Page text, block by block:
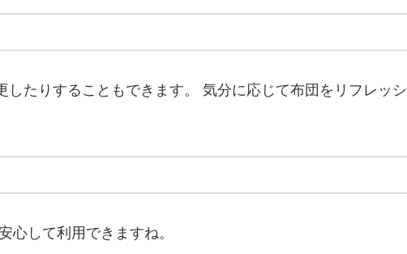
たりすることもできます。 気分に応じて布団をリフレッシ
心して利用できますね。